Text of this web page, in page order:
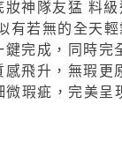
妝神隊友猛 料
有若無的全天
完成，同時完
飛升，無瑕
瑕疵，完美呈